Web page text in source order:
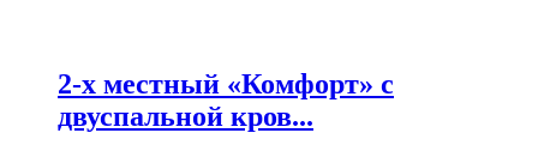
2-х местный «Комфорт» с
двуспальной кров...